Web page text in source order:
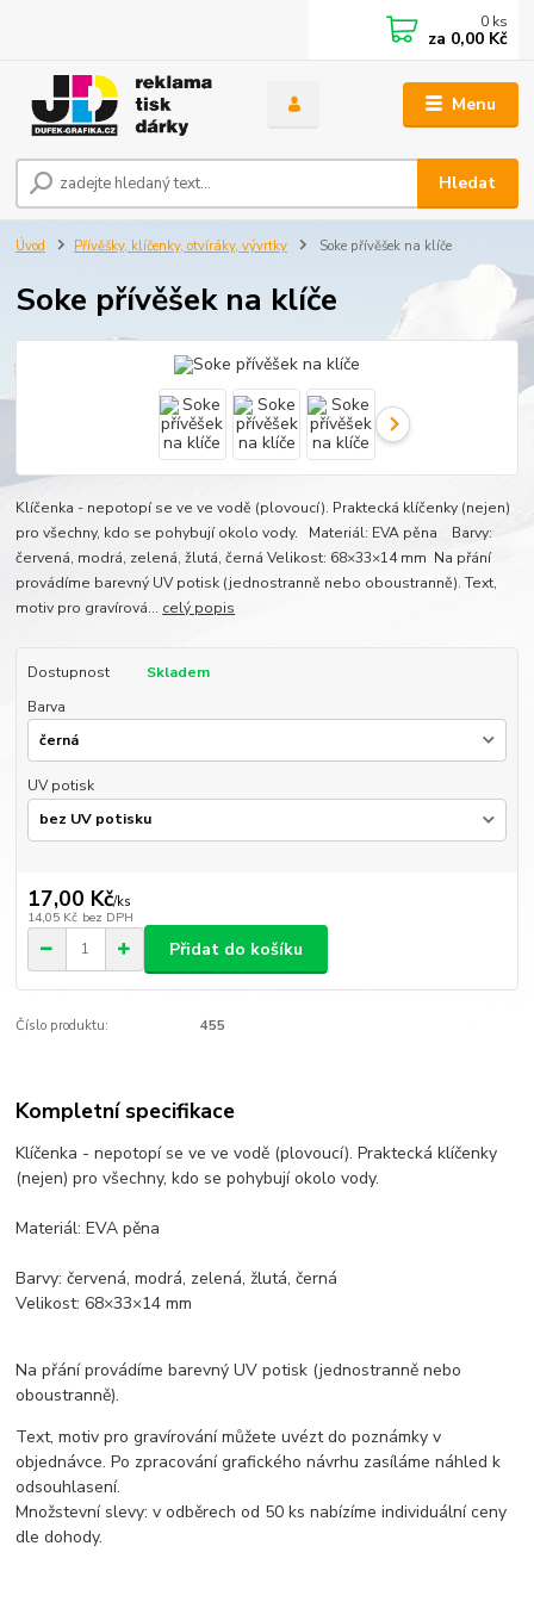
Menu
Hledat
0 ks
za 0,00 Kč
Úvod Přívěšky, klíčenky, otvíráky, vývrtky Soke přívěšek na klíče
Soke přívěšek na klíče
Klíčenka - nepotopí se ve ve vodě (plovoucí). Praktecká klíčenky (nejen)
pro všechny, kdo se pohybují okolo vody. Materiál: EVA pěna Barvy:
červená, modrá, zelená, žlutá, černá Velikost: 68×33×14 mm Na přání
provádíme barevný UV potisk (jednostranně nebo oboustranně). Text,
motiv pro gravírová... celý popis
Dostupnost
Skladem
Barva
UV potisk
17,00 Kč/ks
14,05 Kč bez DPH
Přidat do košíku
Číslo produktu: 455
Kompletní specifikace
Klíčenka - nepotopí se ve ve vodě (plovoucí). Praktecká klíčenky
(nejen) pro všechny, kdo se pohybují okolo vody.
Materiál: EVA pěna
Barvy: červená, modrá, zelená, žlutá, černá
Velikost: 68×33×14 mm
Na přání provádíme barevný UV potisk (jednostranně nebo
oboustranně).
Text, motiv pro gravírování můžete uvézt do poznámky v
objednávce. Po zpracování grafického návrhu zasíláme náhled k
odsouhlasení.
Množstevní slevy: v odběrech od 50 ks nabízíme individuální ceny
dle dohody.